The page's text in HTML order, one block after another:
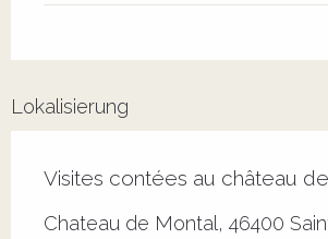
Lokalisierung
Visites contées au château
Chateau de Montal, 46400